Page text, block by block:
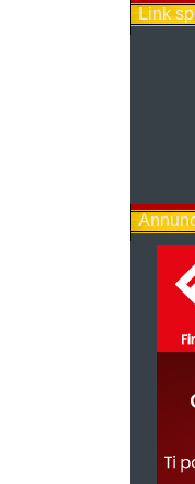
Link